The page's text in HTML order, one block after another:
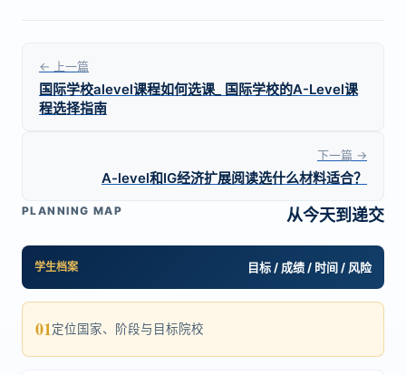
← 上一篇
国际学校alevel课程如何选课_ 国际学校的A-Level课
程选择指南
下一篇 →
A-level和IG经济扩展阅读选什么材料适合？
PLANNING MAP 从今天到递交
学生档案 目标 / 成绩 / 时间 / 风险
01定位国家、阶段与目标院校